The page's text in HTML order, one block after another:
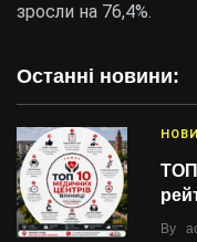
Останні новини:
ТОП
By
зросли на 76,4%.